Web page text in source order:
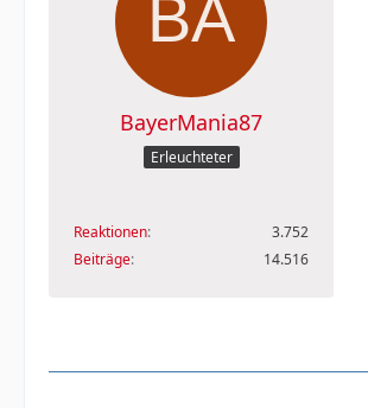
BayerMania87
Erleuchteter
Reaktionen
3.752
Beiträge
14.516